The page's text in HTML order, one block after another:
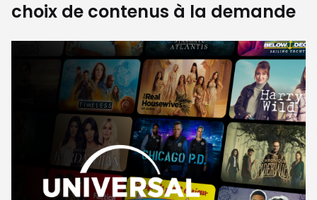
choix de contenus à la demande